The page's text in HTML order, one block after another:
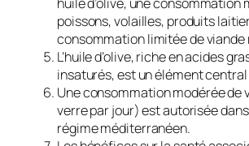
poissons, volailles, produits
consommation limitée de viande
L’huile d’olive, riche en acides
insaturés, est un élément
Une consommation modérée de
verre par jour) est autorisée
régime méditerranéen.